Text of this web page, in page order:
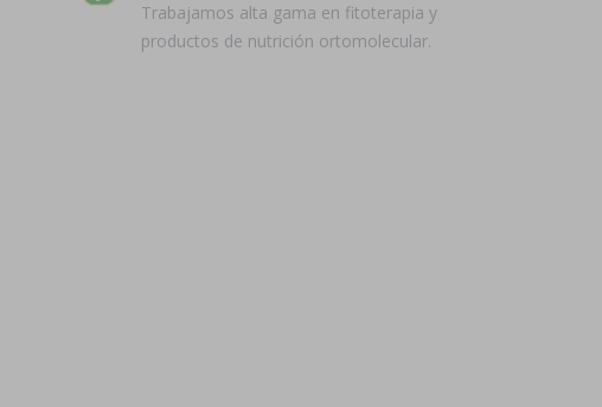
Trabajamos alta gama en fitoterapia y
productos de nutrición ortomolecular.